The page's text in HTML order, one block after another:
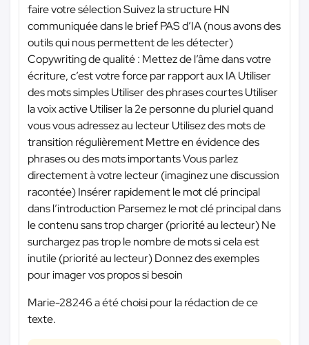
faire votre sélection Suivez la structure HN
communiquée dans le brief PAS d’IA (nous avons des
outils qui nous permettent de les détecter)
Copywriting de qualité : Mettez de l’âme dans votre
écriture, c’est votre force par rapport aux IA Utiliser
des mots simples Utiliser des phrases courtes Utiliser
la voix active Utiliser la 2e personne du pluriel quand
vous vous adressez au lecteur Utilisez des mots de
transition régulièrement Mettre en évidence des
phrases ou des mots importants Vous parlez
directement à votre lecteur (imaginez une discussion
racontée) Insérer rapidement le mot clé principal
dans l’introduction Parsemez le mot clé principal dans
le contenu sans trop charger (priorité au lecteur) Ne
surchargez pas trop le nombre de mots si cela est
inutile (priorité au lecteur) Donnez des exemples
pour imager vos propos si besoin
Marie-28246 a été choisi pour la rédaction de ce
texte.